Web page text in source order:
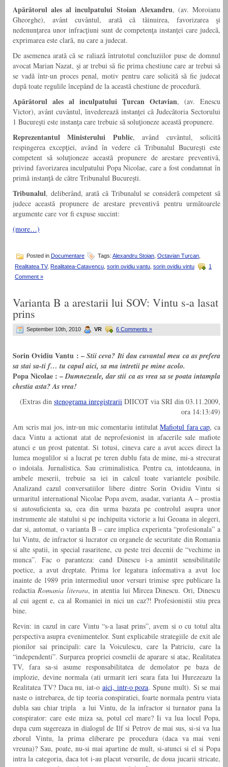
Apărătorul ales al inculpatului Stoian Alexandru, (av. Moroianu
Gheorghe), avânt cuvântul, arată că tăinuirea, favorizarea şi
nedenunţarea unor infracţiuni sunt de competenţa instanţei care judecă,
exprimarea este clară, nu care a judecat.
De asemenea arată că se raliază întrutotul concluziilor puse de domnul
avocat Marian Nazat, şi ar trebui să fie prima chestiune care ar trebui să
se vadă într-un proces penal, motiv pentru care solicită să fie judecat
după toate regulile începând de la această chestiune de procedură.
Apărătorul ales al inculpatului Ţurcan Octavian, (av. Enescu
Victor), avânt cuvântul, învederează instanţei că Judecătoria Sectorului
1 Bucureşti este instanţa care trebuie să soluţioneze această propunere.
Reprezentantul Ministerului Public, având cuvântul, solicită
respingerea excepţiei, având în vedere că Tribunalul Bucureşti este
competent să soluţioneze această propunere de arestare preventivă,
privind favorizarea inculpatului Popa Nicolae, care a fost condamnat în
primă instanţă de către Tribunalul Bucureşti.
Tribunalul, deliberând, arată că Tribunalul se consideră competent să
judece această propunere de arestare preventivă pentru următoarele
argumente care vor fi expuse succint:
(more…)
Posted in Documentare Tags: Alexandru Stoian Octavian Turcan
Realitatea TV, Realitatea-Catavencu sorin ovidiu vantu sorin ovidiu vintu
1
Comment »
Varianta B a arestarii lui SOV: Vintu s-a lasat
prins
September 10th, 2010 VR 6 Comments »
Sorin Ovidiu Vantu : –Stii ceva? Iti dau cuvantul meu ca as prefera
sa stai sa-ti f… tu capul aici, sa ma intretii pe mine acolo.
Popa Nicolae : –Dumnezeule, dar stii ca as vrea sa se poata intampla
chestia asta? As vrea!
(Extras din stenograma inregistrarii DIICOT via SRI din 03.11.2009,
ora 14:13:49)
Am scris mai jos, intr-un mic comentariu intitulatMafiotul fara cap, ca
daca Vintu a actionat atat de neprofesionist in afacerile sale mafiote
atunci e un prost patentat. Si totusi, cineva care a avut acces direct la
lumea mogulilor si a lucrat pe teren dublu fata de mine, mi-a strecurat
o indoiala. Jurnalistica. Sau criminalistica. Pentru ca, intotdeauna, in
ambele meserii, trebuie sa iei in calcul toate variantele posibile.
Analizand cazul conversatiilor libere dintre Sorin Ovidiu Vintu si
urmaritul international Nicolae Popa avem, asadar, varianta A – prostia
si autosuficienta sa, cea din urma bazata pe controlul asupra unor
instrumente ale statului si pe inchipuita victorie a lui Geoana in alegeri,
dar si, automat, o varianta B – care implica experienta “profesionala” a
lui Vintu, de infractor si lucrator cu organele de securitate din Romania
si alte spatii, in special rasaritene, cu peste trei decenii de “vechime in
munca”. Fac o paranteza: cand Dinescu i-a amintit sensibilitatile
poetice, a avut dreptate. Prima lor legatura informativa a avut loc
inainte de 1989 prin intermediul unor versuri trimise spre publicare la
redactiaRomania literara, in atentia lui Mircea Dinescu. Ori, Dinescu
al cui agent e, ca al Romaniei in nici un caz?! Profesionistii stiu prea
bine.
Revin: in cazul in care Vintu “s-a lasat prins”, avem si o cu totul alta
perspectiva asupra evenimentelor. Sunt explicabile strategiile de exit ale
pionilor sai principali: care la Voiculescu, care la Patriciu, care la
“independenti”. Surparea propriei cosmelii de aparare si atac, Realitatea
TV, fara sa-si asume responsabilitatea de demolator pe baza de
implozie, devine normala (ati urmarit ieri seara fata lui Hurezeazu la
Realitatea TV? Daca nu, iat-o aici, intr-o poza. Spune mult). Si se mai
naste o intrebarea, de tip teoria conspiratiei, foarte normala pentru viata
dubla sau chiar tripla a lui Vintu, de la infractor si turnator pana la
conspirator: care este miza sa, potul cel mare? Ii va lua locul Popa,
dupa cum sugereaza in dialogul de Ilf si Petrov de mai sus, si-si va lua
zborul Vintu, la prima eliberare pe procedura (daca va mai veni
vreuna)? Sau, poate, nu-si mai apartine de mult, si-atunci si el si Popa
intra la categoria, daca tot i-au placut versurile, de doua jucarii stricate,